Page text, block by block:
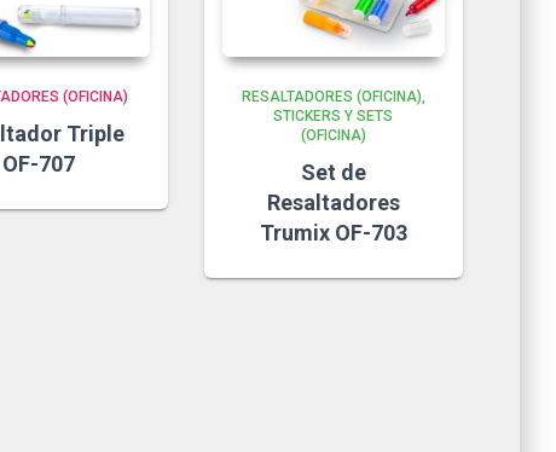
(OFICINA)
Triple
OF-707
RESALTADORES (OFICINA)
STICKERS Y SETS
(OFICINA)
Set de
Resaltadores
Trumix OF-703